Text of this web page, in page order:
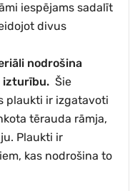
iespējams sadalīt
divus
nodrošina
izturību. Šie
plaukti ir izgatavoti
tērauda rāmja,
Plaukti ir
kas nodrošina to